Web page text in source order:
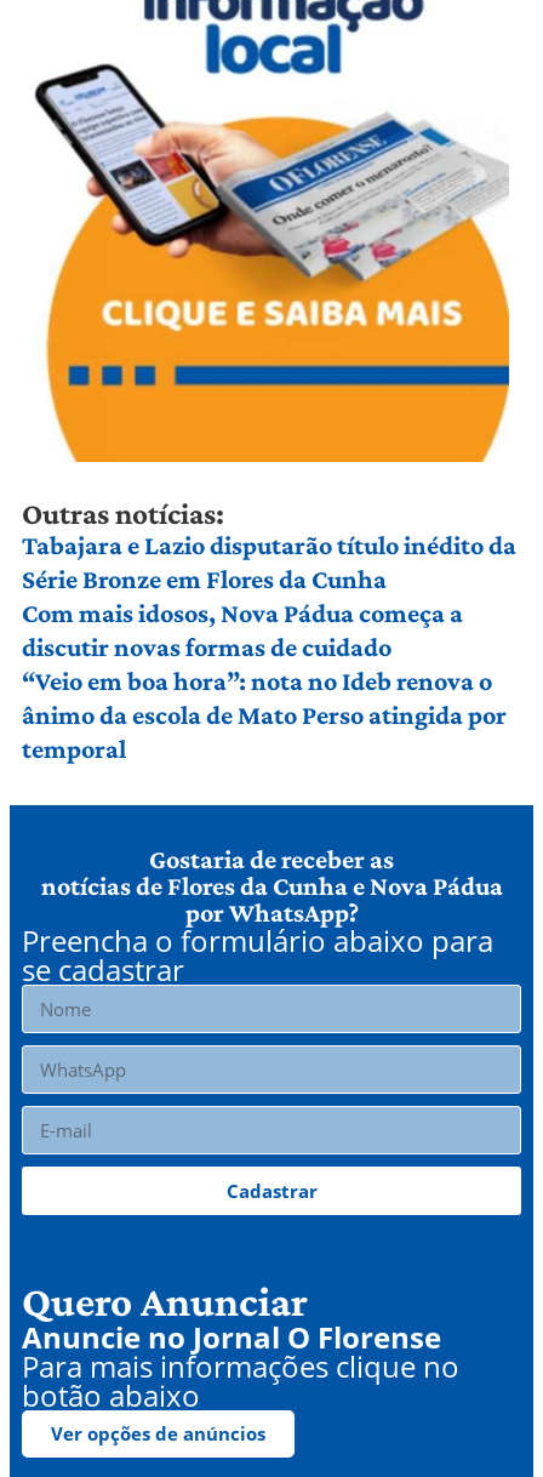
Outras notícias:
Tabajara e Lazio disputarão título inédito da
Série Bronze em Flores da Cunha
Com mais idosos, Nova Pádua começa a
discutir novas formas de cuidado
“Veio em boa hora”: nota no Ideb renova o
ânimo da escola de Mato Perso atingida por
temporal
Gostaria de receber as
notícias de Flores da Cunha e Nova Pádua
por WhatsApp?
Preencha o formulário abaixo para
se cadastrar
Cadastrar
Quero Anunciar
Anuncie no Jornal O Florense
Para mais informações clique no
botão abaixo
Ver opções de anúncios